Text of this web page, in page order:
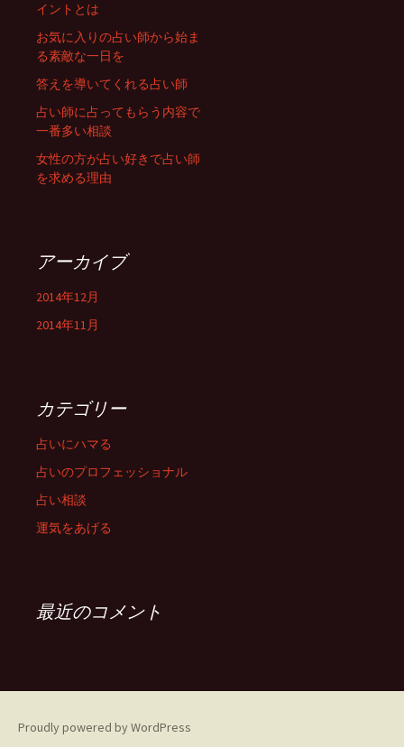
イントとは
お気に入りの占い師から始ま
る素敵な一日を
答えを導いてくれる占い師
占い師に占ってもらう内容で
一番多い相談
女性の方が占い好きで占い師
を求める理由
アーカイブ
2014年12月
2014年11月
カテゴリー
占いにハマる
占いのプロフェッショナル
占い相談
運気をあげる
最近のコメント
Proudly powered by WordPress